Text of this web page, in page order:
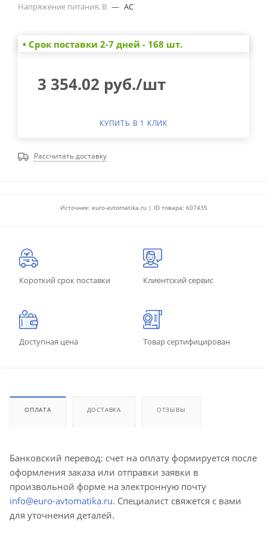
Напряжение питания, В — AC
• Cрок поставки 2-7 дней - 168 шт.
3 354.02 руб./шт
КУПИТЬ В 1 КЛИК
Рассчитать доставку
Источник: euro-avtomatika.ru | ID товара: 607435
Короткий срок поставки Клиентский сервис
Доступная цена Товар сертифицирован
ОПЛАТА ДОСТАВКА ОТЗЫВЫ
Банковский перевод: счет на оплату формируется после
оформления заказа или отправки заявки в
произвольной форме на электронную почту
info@euro-avtomatika.ru. Специалист свяжется с вами
для уточнения деталей.